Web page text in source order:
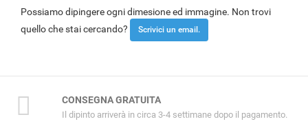
Possiamo dipingere ogni dimesione ed immagine. Non trovi
quello che stai cercando?
Scrivici un email.
CONSEGNA GRATUITA
Il dipinto arriverà in circa 3-4 settimane dopo il pagamento.